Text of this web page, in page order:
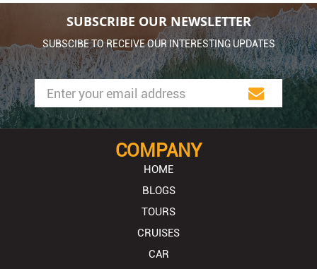
SUBSCRIBE OUR NEWSLETTER
SUBSCIBE TO RECEIVE OUR INTERESTING UPDATES
COMPANY
HOME
BLOGS
TOURS
CRUISES
CAR